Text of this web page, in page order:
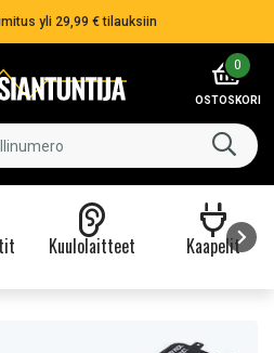
yli 29,99 € tilauksiin
0
OSTOSKORI
Kuulolaitteet Kaapelit